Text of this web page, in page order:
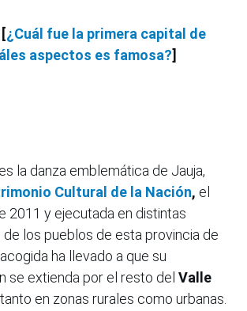
¿Cuál fue la primera capital de
aspectos es famosa?]
la danza emblemática de Jauja,
Cultural de la Nación, el
2011 y ejecutada en distintas
los pueblos de esta provincia de
ha llevado a que su
se extienda por el resto del Valle
en zonas rurales como urbanas.